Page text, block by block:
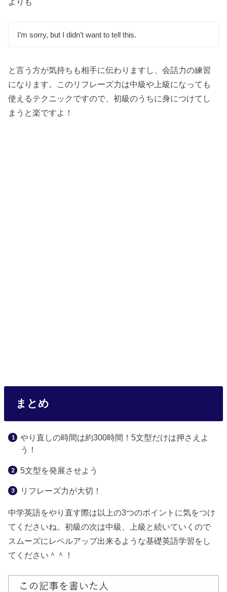
I’m sorry, but I didn’t want to tell this.
と言う方が気持ちも相手に伝わりますし、会話力の練習
になります。このリフレーズ力は中級や上級になっても
使えるテクニックですので、初級のうちに身につけてし
まうと楽ですよ！
まとめ
やり直しの時間は約300時間！5文型だけは押さえよ
う！
5文型を発展させよう
リフレーズ力が大切！
中学英語をやり直す際は以上の3つのポイントに気をつけ
てくださいね。初級の次は中級、上級と続いていくので
スムーズにレベルアップ出来るような基礎英語学習をし
てください＾＾！